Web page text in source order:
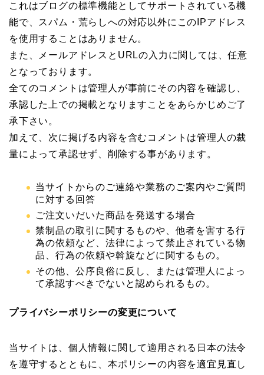
これはブログの標準機能としてサポートされている機
能で、スパム・荒らしへの対応以外にこのIPアドレス
を使用することはありません。
また、メールアドレスとURLの入力に関しては、任意
となっております。
全てのコメントは管理人が事前にその内容を確認し、
承認した上での掲載となりますことをあらかじめご了
承下さい。
加えて、次に掲げる内容を含むコメントは管理人の裁
量によって承認せず、削除する事があります。
当サイトからのご連絡や業務のご案内やご質問
に対する回答
ご注文いだいた商品を発送する場合
禁制品の取引に関するものや、他者を害する行
為の依頼など、法律によって禁止されている物
品、行為の依頼や斡旋などに関するもの。
その他、公序良俗に反し、または管理人によっ
て承認すべきでないと認められるもの。
プライバシーポリシーの変更について
当サイトは、個人情報に関して適用される日本の法令
を遵守するとともに、本ポリシーの内容を適宜見直し